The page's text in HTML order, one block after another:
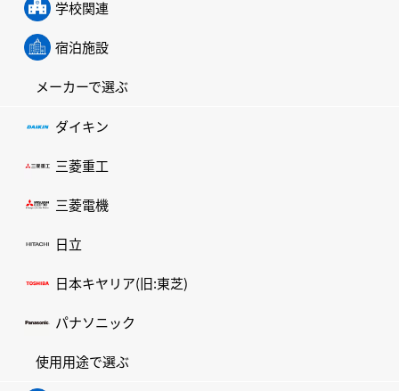
学校関連
宿泊施設
メーカーで選ぶ
ダイキン
三菱重工
三菱電機
日立
日本キヤリア(旧:東芝)
パナソニック
使用用途で選ぶ